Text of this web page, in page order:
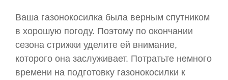
Ваша газонокосилка была верным спутником
в хорошую погоду. Поэтому по окончании
сезона стрижки уделите ей внимание,
которого она заслуживает. Потратьте немного
времени на подготовку газонокосилки к